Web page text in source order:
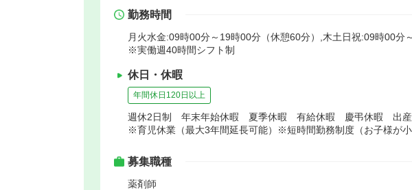
勤務時間
月火水金:09時00分～19時00分（休憩60分）,木土日祝:09時00分
※実働週40時間シフト制
休日・休暇
年間休日120日以上
週休2日制 年末年始休暇 夏季休暇 有給休暇 慶弔休暇 出産
※育児休業（最大3年間延長可能）※短時間勤務制度（お子様が小
募集職種
薬剤師